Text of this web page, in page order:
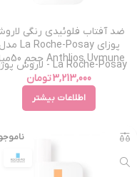
ضد آفتاب فلوئیدی رنگی
پوزای La Roche-Posay مدل
Anthlios Uvmune حجم 50میل
La Roche-Posay - لاروش پوزای
3,213,000تومان
اطلاعات بیشتر